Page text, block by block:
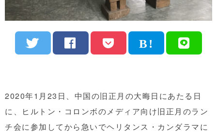
2020年1月23日、中国の旧正月の大晦日にあたる日
に、ヒルトン・コロンボのメディア向け旧正月のラン
チ会に参加してから急いでヘリタンス・カンダラマに